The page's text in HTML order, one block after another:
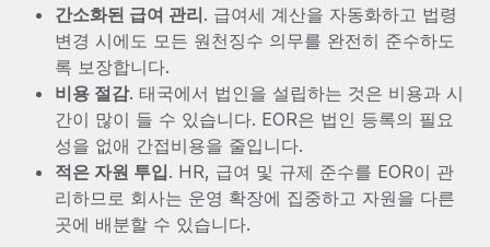
간소화된 급여 관리. 급여세 계산을 자동화하고 법령
변경 시에도 모든 원천징수 의무를 완전히 준수하도
록 보장합니다.
비용 절감. 태국에서 법인을 설립하는 것은 비용과 시
간이 많이 들 수 있습니다. EOR은 법인 등록의 필요
성을 없애 간접비용을 줄입니다.
적은 자원 투입. HR, 급여 및 규제 준수를 EOR이 관
리하므로 회사는 운영 확장에 집중하고 자원을 다른
곳에 배분할 수 있습니다.